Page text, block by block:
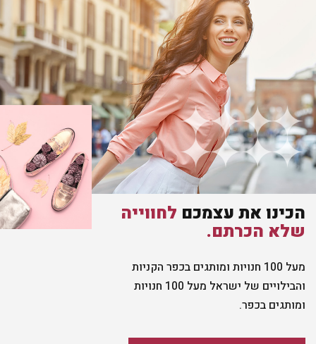
הכינו את עצמכם לחווייה
שלא הכרתם.
מעל 100 חנויות ומותגים בכפר הקניות
והבילויים של ישראל מעל 100 חנויות
ומותגים בכפר.